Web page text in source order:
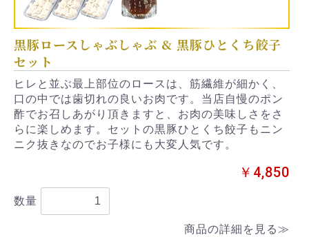
黒豚ロースしゃぶしゃぶ & 黒豚ひとくち餃子
セット
ヒレと並ぶ最上部位のロースは、筋繊維が細かく、
口の中では歯切れの良いお肉です。当店自慢のポン
酢でお召しあがり頂きますと、お肉の美味しさをさ
らに楽しめます。セットの黒豚ひとくち餃子もニン
ニク抜きなのでお子様にも大変人気です。
￥4,850
数量
商品の詳細を見る≫